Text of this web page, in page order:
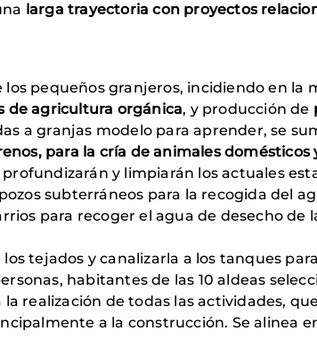
larga trayectoria con proyectos
pequeños granjeros, incidiendo en la
de agricultura orgánica, y producción de
a granjas modelo para aprender, se
para la cría de animales
y limpiarán los actuales
subterráneos para la recogida del
para recoger el agua de desecho de
tejados y canalizarla a los tanques
habitantes de las 10 aldeas
realización de todas las actividades,
a la construcción. Se alinea